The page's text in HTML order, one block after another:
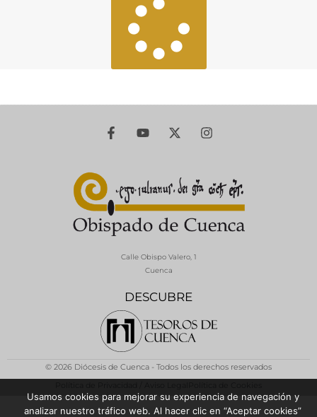
DESCUBRE
Calle Obispo Valero, 1
Cuenca
© 2026 Diócesis de Cuenca - Todos los derechos reservados
Usamos cookies para mejorar su experiencia de navegación y
analizar nuestro tráfico web. Al hacer clic en “Aceptar cookies”